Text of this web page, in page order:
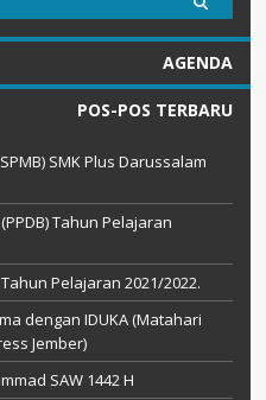
AGENDA
POS-POS TERBARU
SMK Plus Darussalam
Tahun Pelajaran
Pelajaran 2021/2022.
dengan IDUKA (Matahari
Jember)
SAW 1442 H